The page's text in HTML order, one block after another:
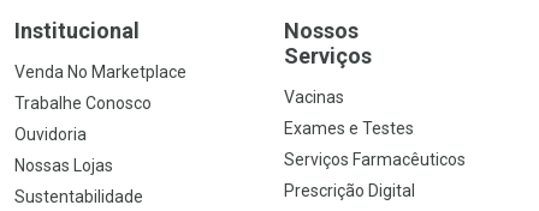
Institucional
Venda No Marketplace
Trabalhe Conosco
Ouvidoria
Nossas Lojas
Sustentabilidade
Nossos
Serviços
Vacinas
Exames e Testes
Serviços Farmacêuticos
Prescrição Digital